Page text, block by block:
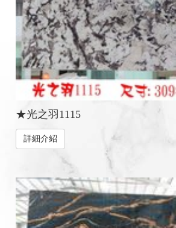
★光之羽1115
詳細介紹